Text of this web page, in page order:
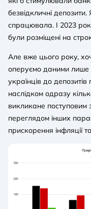
безвідкличні
спрацювала. І 2023
були розміщені на
Але вже цього року,
оперуємо даними лише
українців до
наслідком одразу
викликане поступовим
переглядом інших
прискорення інфляції